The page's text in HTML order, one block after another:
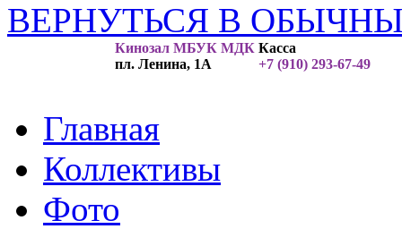
ВЕРНУТЬСЯ В
Кинозал МБУК МДК
пл. Ленина, 1А
Касса
+7 (910) 293-67-49
Главная
Коллективы
Фото